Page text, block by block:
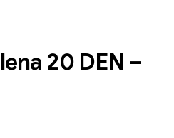
20 DEN –